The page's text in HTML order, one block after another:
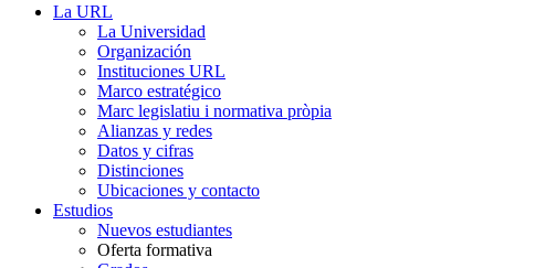
La URL
La Universidad
Organización
Instituciones URL
Marco estratégico
Marc legislatiu i normativa pròpia
Alianzas y redes
Datos y cifras
Distinciones
Ubicaciones y contacto
Estudios
Nuevos estudiantes
Oferta formativa